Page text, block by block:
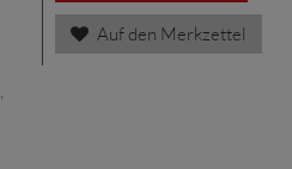
Auf den Merkzettel